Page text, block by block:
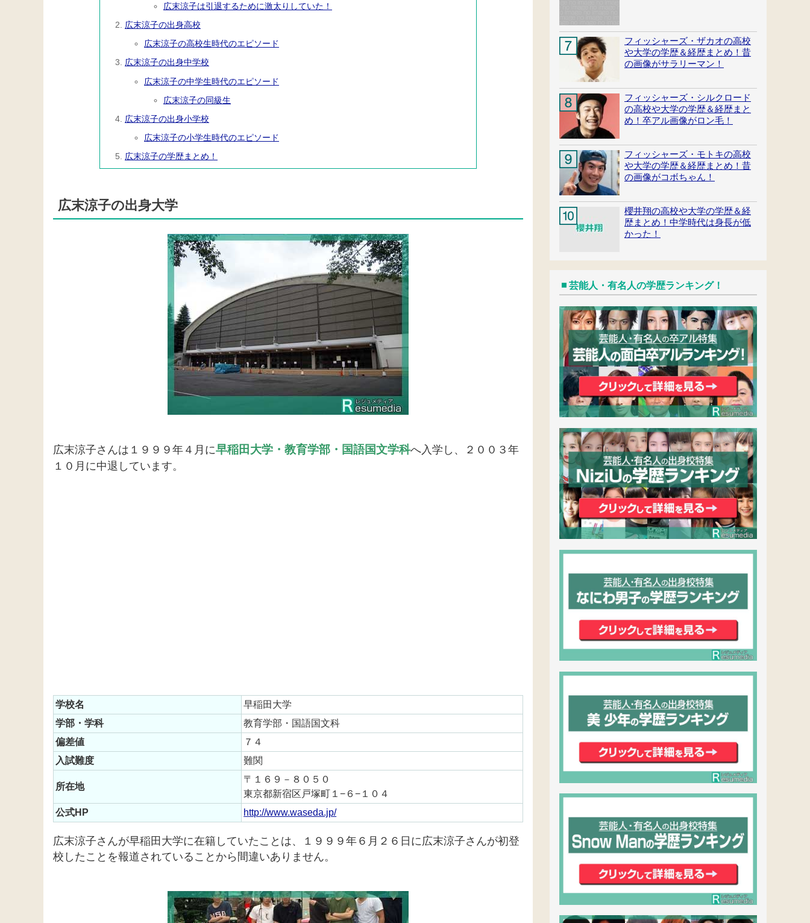
広末涼子は引退するために激太りしていた！
広末涼子の出身高校
広末涼子の高校生時代のエピソード
広末涼子の出身中学校
広末涼子の中学生時代のエピソード
広末涼子の同級生
広末涼子の出身小学校
広末涼子の小学生時代のエピソード
広末涼子の学歴まとめ！
広末涼子の出身大学
広末涼子さんは１９９９年４月に早稲田大学・教育学部・国語国文学科へ入学し、２００３年
１０月に中退しています。
学校名
早稲田大学
学部・学科
教育学部・国語国文科
偏差値
７４
入試難度
難関
所在地
〒１６９－８０５０
東京都新宿区戸塚町１−６−１０４
公式HP
http://www.waseda.jp/
広末涼子さんが早稲田大学に在籍していたことは、１９９９年６月２６日に広末涼子さんが初登
校したことを報道されていることから間違いありません。
フィッシャーズ・ザカオの高校
や大学の学歴＆経歴まとめ！昔
の画像がサラリーマン！
フィッシャーズ・シルクロード
の高校や大学の学歴＆経歴まと
め！卒アル画像がロン毛！
フィッシャーズ・モトキの高校
や大学の学歴＆経歴まとめ！昔
の画像がコボちゃん！
櫻井翔の高校や大学の学歴＆経
歴まとめ！中学時代は身長が低
かった！
芸能人・有名人の学歴ランキング！